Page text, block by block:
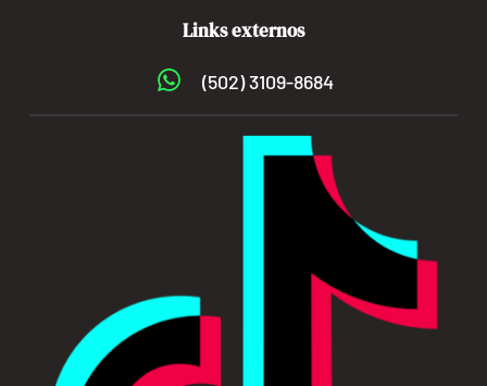
Links externos
(502) 3109-8684